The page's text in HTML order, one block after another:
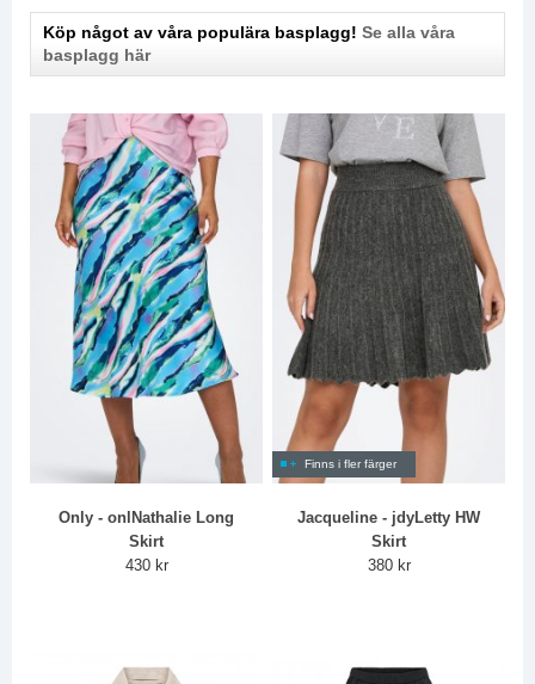
Köp något av våra populära basplagg! Se alla våra
basplagg här
Only - onlNathalie Long
Skirt
430 kr
Finns i fler färger
Jacqueline - jdyLetty HW
Skirt
380 kr